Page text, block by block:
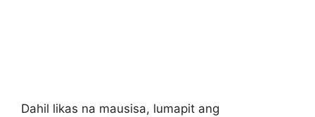
Dahil likas na mausisa, lumapit ang